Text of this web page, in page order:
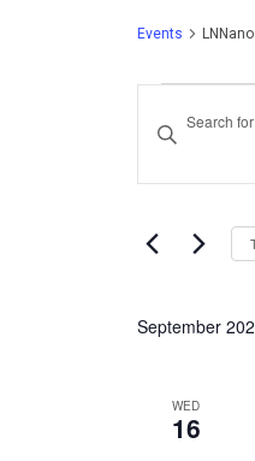
Events LNNano
Views
Keyword.
for
by
September
WED
16